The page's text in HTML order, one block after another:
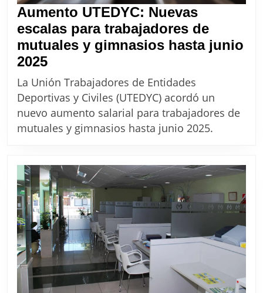
Aumento UTEDYC: Nuevas
escalas para trabajadores de
mutuales y gimnasios hasta junio
2025Aumento
UTEDYC:
Nuevas
escalas
para
mutuales
y
gimnasios
hasta
junio
2025
La Unión Trabajadores de Entidades
Deportivas y Civiles (UTEDYC) acordó un
nuevo aumento salarial para trabajadores de
mutuales y gimnasios hasta junio 2025.